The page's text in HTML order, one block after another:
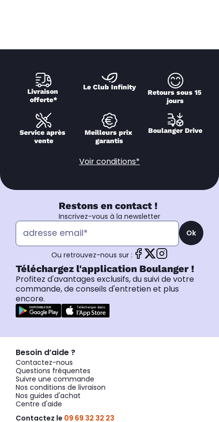
Livraison
offerte*
Le Club Infinity
Retours sous 15
jours
Service après
vente
Meilleurs prix
garantis
Boulanger Drive
Voir conditions*
Restons en contact !
Inscrivez-vous à la newsletter
Ok
Ou retrouvez-nous sur :
Téléchargez l'application Boulanger !
Profitez d'avantages exclusifs, du suivi de votre
commande, de conseils d'entretien et plus
encore.
Besoin d’aide ?
Contactez-nous
Questions fréquentes
Suivre une commande
Nos conditions de livraison
Nos guides d'achat
Centre d'aide
Contactez le 09 69 32 32 23